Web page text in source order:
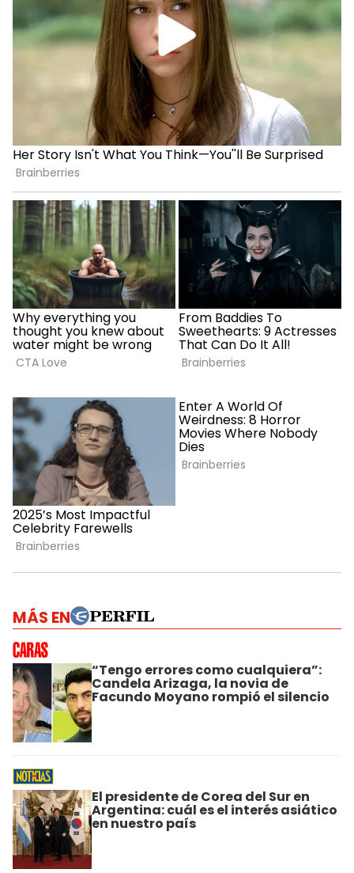
MÁS EN
“Tengo errores como cualquiera”:
Candela Arizaga, la novia de
Facundo Moyano rompió el silencio
El presidente de Corea del Sur en
Argentina: cuál es el interés asiático
en nuestro país